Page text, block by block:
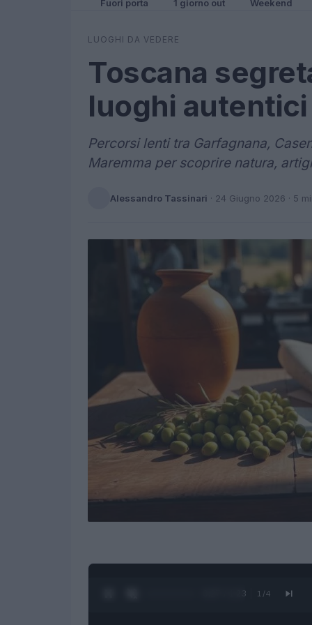
Fuori porta 1 giorno out Weekend
LUOGHI DA VEDERE
Toscana
luoghi
Percorsi lenti tra Garfagnana,
Maremma per scoprire natura,
Alessandro Tassinari · 24 Giugno 2026 · 5
0:28 / 1:23 1 /4